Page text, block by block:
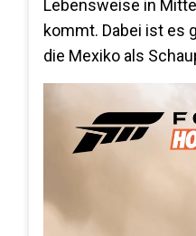
Lebensweise in
kommt. Dabei ist es
die Mexiko als